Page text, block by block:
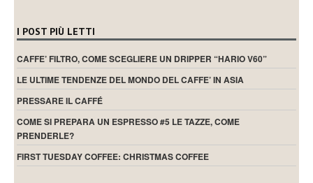
I POST PIÙ LETTI
CAFFE’ FILTRO, COME SCEGLIERE UN DRIPPER “HARIO V60”
LE ULTIME TENDENZE DEL MONDO DEL CAFFE’ IN ASIA
PRESSARE IL CAFFÉ
COME SI PREPARA UN ESPRESSO #5 LE TAZZE, COME
PRENDERLE?
FIRST TUESDAY COFFEE: CHRISTMAS COFFEE